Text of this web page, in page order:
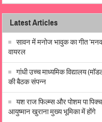
Latest Articles
सावन में मनोज भावुक का गीत
वायरल
गांधी उच्च माध्यमिक विद्यालय
की बैठक संपन्न
यश राज फिल्म्स और पोशम पा
आयुष्मान खुराना मुख्य भूमिका में होंगे